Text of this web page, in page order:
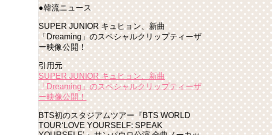
●韓流ニュース
SUPER JUNIOR キュヒョン、新曲
「Dreaming」のスペシャルクリップティーザ
ー映像公開！
引用元
SUPER JUNIOR キュヒョン、新曲
「Dreaming」のスペシャルクリップティーザ
ー映像公開！
BTS初のスタジアムツアー『BTS WORLD
TOUR‘LOVE YOURSELF: SPEAK